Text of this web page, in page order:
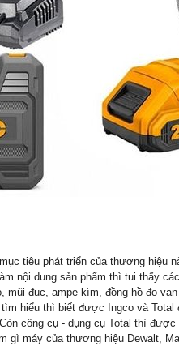
tiêu phát triển của thương hiệu
nội dung sản phẩm thì tui thấy
đục, ampe kìm, đồng hồ đo
hiểu thì biết được Ingco và
công cụ - dụng cụ Total thì
gì máy của thương hiệu Dewalt,